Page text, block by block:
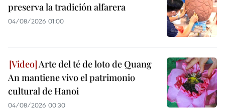
preserva la tradición alfarera
04/08/2026 01:00
Arte del té de loto de Quang
An mantiene vivo el patrimonio
cultural de Hanoi
04/08/2026 00:30